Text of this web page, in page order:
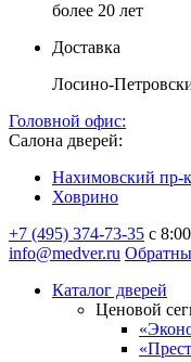
более 20 лет
Доставка
Лосино-
Головной офис:
Салона дверей:
Нахимовский пр-
Ховрино
+7 (495) 374-73-35 с
info@medver.ru
Каталог дверей
Ценовой